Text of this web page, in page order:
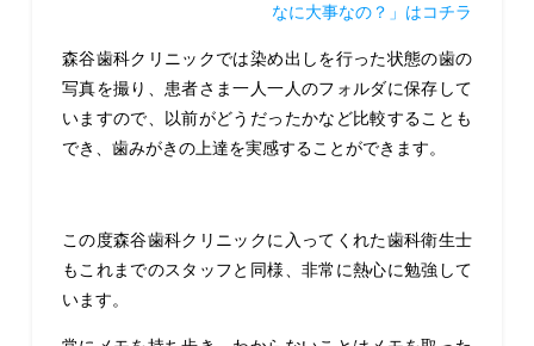
なに大事なの？」はコチラ
森谷歯科クリニックでは染め出しを行った状態の歯の
写真を撮り、患者さま一人一人のフォルダに保存して
いますので、以前がどうだったかなど比較することも
でき、歯みがきの上達を実感することができます。
この度森谷歯科クリニックに入ってくれた歯科衛生士
もこれまでのスタッフと同様、非常に熱心に勉強して
います。